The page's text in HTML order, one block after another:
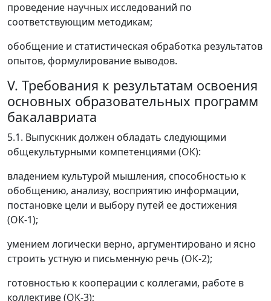
проведение научных исследований по
соответствующим методикам;
обобщение и статистическая обработка результатов
опытов, формулирование выводов.
V. Требования к результатам освоения
основных образовательных программ
бакалавриата
5.1. Выпускник должен обладать следующими
общекультурными компетенциями (ОК):
владением культурой мышления, способностью к
обобщению, анализу, восприятию информации,
постановке цели и выбору путей ее достижения
(ОК-1);
умением логически верно, аргументировано и ясно
строить устную и письменную речь (ОК-2);
готовностью к кооперации с коллегами, работе в
коллективе (ОК-3);